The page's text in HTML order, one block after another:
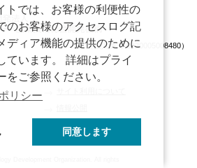
（法人番号 2020005008480）
Development Organization. All rights
トでは、お客様の利便性の
のお客様のアクセスログ記
ディア機能の提供のために
ています。 詳細はプライ
をご参照ください。
リシー
同意します